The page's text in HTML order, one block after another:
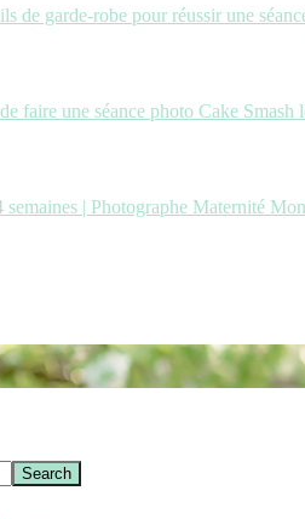
de garde-robe pour réussir une
faire une séance photo Cake
semaines | Photographe Maternité